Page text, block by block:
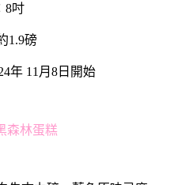
8吋
1.9磅
年 11月8日開始
森林蛋糕